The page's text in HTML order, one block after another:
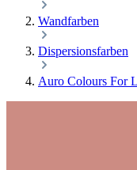
Wandfarben
Dispersionsfarben
Auro Colours For